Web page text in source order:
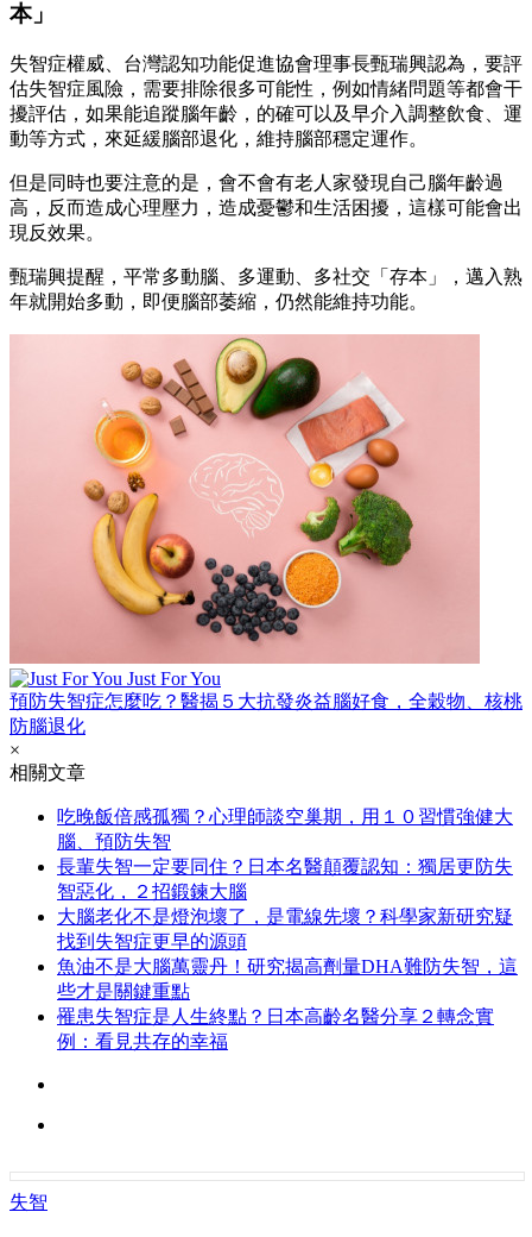
本」
失智症權威、台灣認知功能促進協會理事長甄瑞興認為，要評
估失智症風險，需要排除很多可能性，例如情緒問題等都會干
擾評估，如果能追蹤腦年齡，的確可以及早介入調整飲食、運
動等方式，來延緩腦部退化，維持腦部穩定運作。
但是同時也要注意的是，會不會有老人家發現自己腦年齡過
高，反而造成心理壓力，造成憂鬱和生活困擾，這樣可能會出
現反效果。
甄瑞興提醒，平常多動腦、多運動、多社交「存本」，邁入熟
年就開始多動，即便腦部萎縮，仍然能維持功能。
Just For You
預防失智症怎麼吃？醫揭５大抗發炎益腦好食，全穀物、核桃
防腦退化
×
相關文章
吃晚飯倍感孤獨？心理師談空巢期，用１０習慣強健大
腦、預防失智
長輩失智一定要同住？日本名醫顛覆認知：獨居更防失
智惡化，２招鍛鍊大腦
大腦老化不是燈泡壞了，是電線先壞？科學家新研究疑
找到失智症更早的源頭
魚油不是大腦萬靈丹！研究揭高劑量DHA難防失智，這
些才是關鍵重點
罹患失智症是人生終點？日本高齡名醫分享２轉念實
例：看見共存的幸福
失智